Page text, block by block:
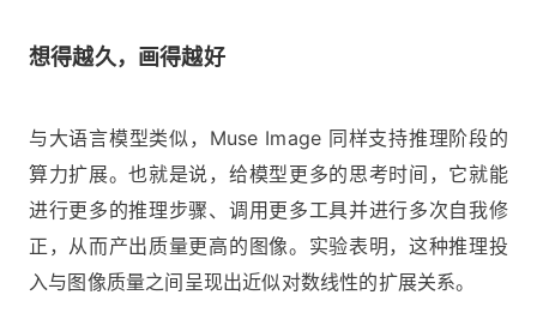
想得越久，画得越好
与大语言模型类似，Muse Image 同样支持推理阶段的
算力扩展。也就是说，给模型更多的思考时间，它就能
进行更多的推理步骤、调用更多工具并进行多次自我修
正，从而产出质量更高的图像。实验表明，这种推理投
入与图像质量之间呈现出近似对数线性的扩展关系。